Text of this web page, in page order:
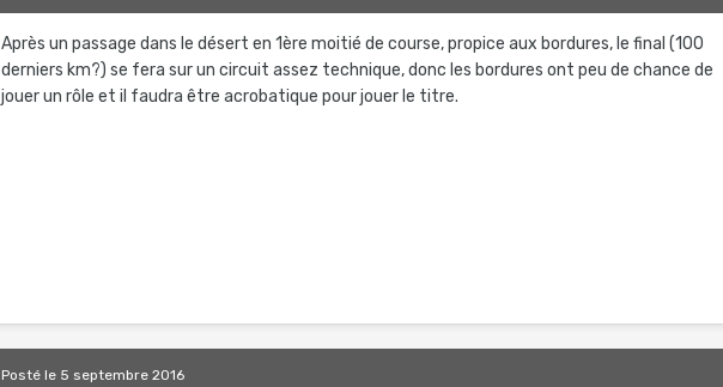
Après un passage dans le désert en 1ère moitié de course, propice aux bordures, le final (100
derniers km?) se fera sur un circuit assez technique, donc les bordures ont peu de chance de
jouer un rôle et il faudra être acrobatique pour jouer le titre.
Postéle 5 septembre 2016